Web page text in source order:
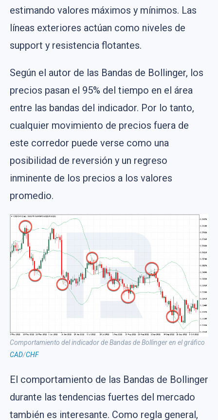
estimando valores máximos y mínimos. Las
líneas exteriores actúan como niveles de
support y resistencia flotantes.
Según el autor de las Bandas de Bollinger, los
precios pasan el 95% del tiempo en el área
entre las bandas del indicador. Por lo tanto,
cualquier movimiento de precios fuera de
este corredor puede verse como una
posibilidad de reversión y un regreso
inminente de los precios a los valores
promedio.
Comportamiento del indicador de Bandas de Bollinger en el gráfico
CAD/CHF
El comportamiento de las Bandas de Bollinger
durante las tendencias fuertes del mercado
también es interesante. Como regla general,